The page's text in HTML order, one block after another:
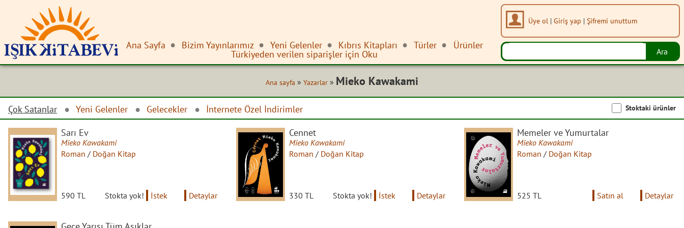
Ana Sayfa Bizim Yayınlarımız Yeni Gelenler Kıbrıs Kitapları Türler Ürünler
Türkiyeden verilen siparişler için Oku
Üye ol | Giriş yap | Şifremi unuttum
Ana sayfa » Yazarlar » Mieko Kawakami
Çok Satanlar Yeni Gelenler Gelecekler İnternete Özel İndirimler Stoktaki ürünler
Sarı Ev
Mieko Kawakami
Roman / Doğan Kitap
590 TL Stokta yok! İstek Detaylar
Cennet
Mieko Kawakami
Roman / Doğan Kitap
330 TL Stokta yok! İstek Detaylar
Memeler ve Yumurtalar
Mieko Kawakami
Roman / Doğan Kitap
525 TL Satın al Detaylar